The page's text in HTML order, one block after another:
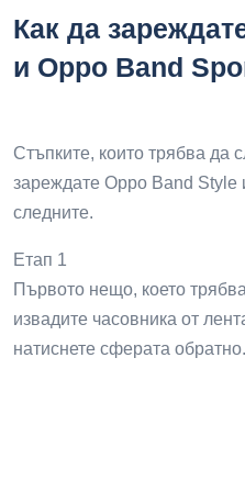
Как да
и Oppo Band
Стъпките, които трябва да
зареждате Oppo Band Style
следните.
Етап 1
Първото нещо, което
извадите часовника от
натиснете сферата обратно.